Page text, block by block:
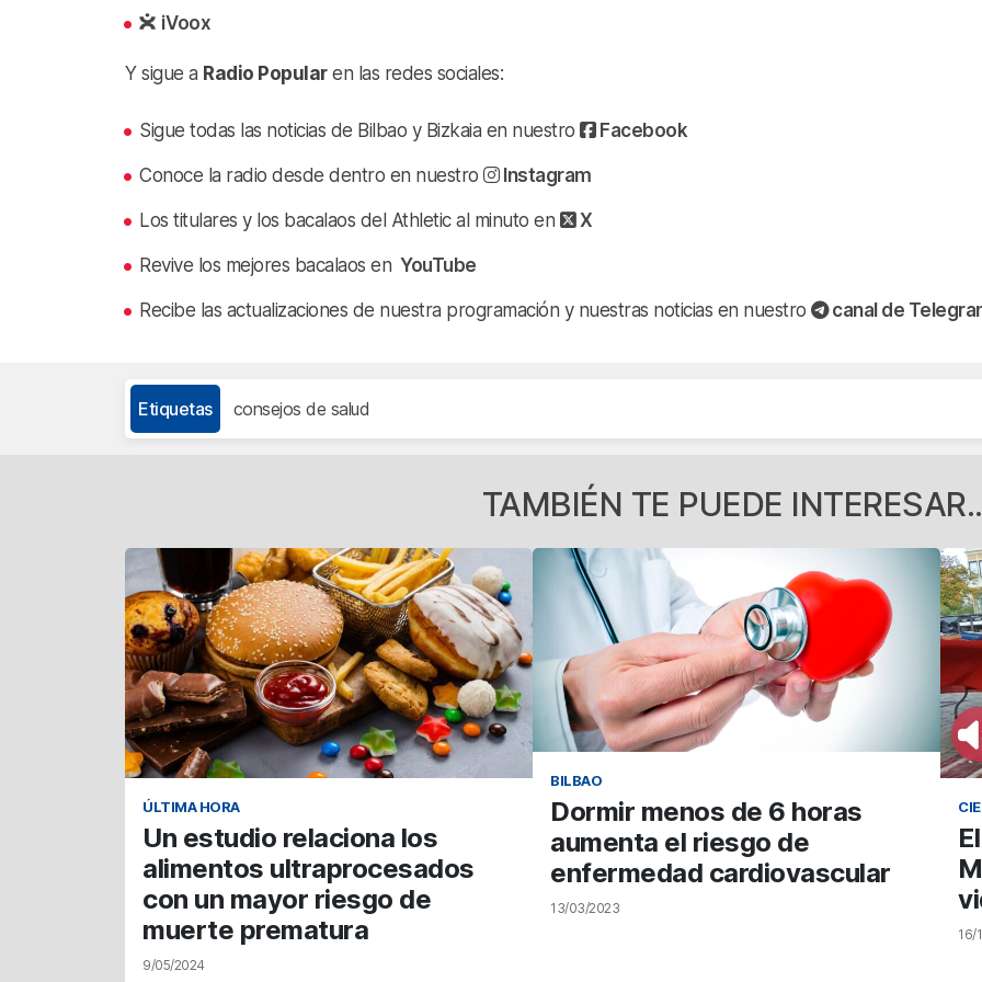
iVoox
Y sigue a Radio Popularen las redes sociales:
Sigue todas las noticias de Bilbao y Bizkaia en nuestro Facebook
Conoce la radio desde dentro en nuestro Instagram
Los titulares y los bacalaos del Athletic al minuto en X
Revive los mejores bacalaos en YouTube
Recibe las actualizaciones de nuestra programación y nuestras noticias en nuestro canal de
Etiquetas consejos de salud
TAMBIÉN TE PUEDE
ÚLTIMA HORA
Un estudio relaciona los
alimentos ultraprocesados
con un mayor riesgo de
muerte prematura
9/05/2024
BILBAO
Dormir menos de 6 horas
aumenta el riesgo de
enfermedad cardiovascular
13/03/2023
16/